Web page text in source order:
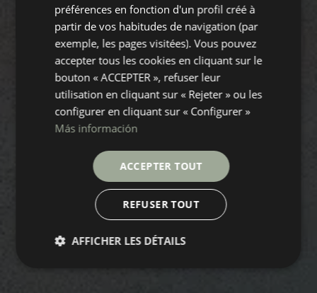
préférences en fonction d'un profil créé à
partir de vos habitudes de navigation (par
exemple, les pages visitées). Vous pouvez
accepter tous les cookies en cliquant sur le
bouton « ACCEPTER », refuser leur
utilisation en cliquant sur « Rejeter » ou les
configurer en cliquant sur « Configurer »
Más información
ACCEPTER TOUT
REFUSER TOUT
AFFICHER LES DÉTAILS